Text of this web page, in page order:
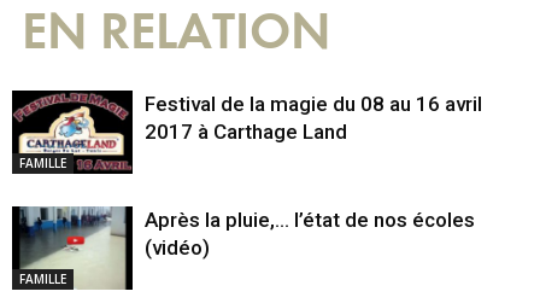
EN RELATION
FAMILLE
Festival de la magie du 08 au 16 avril
2017 à Carthage Land
FAMILLE
Après la pluie,… l’état de nos écoles
(vidéo)